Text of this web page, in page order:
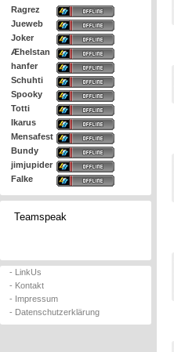
Ragrez
Jueweb
Joker
Æhelstan
hanfer
Schuhti
Spooky
Totti
Ikarus
Mensafest
Bundy
jimjupider
Falke
Teamspeak
- LinkUs
- Kontakt
- Impressum
- Datenschutzerklärung